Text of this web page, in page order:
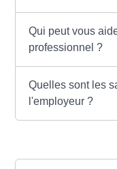
Qui peut vous
professionnel ?
Quelles sont les
l'employeur ?